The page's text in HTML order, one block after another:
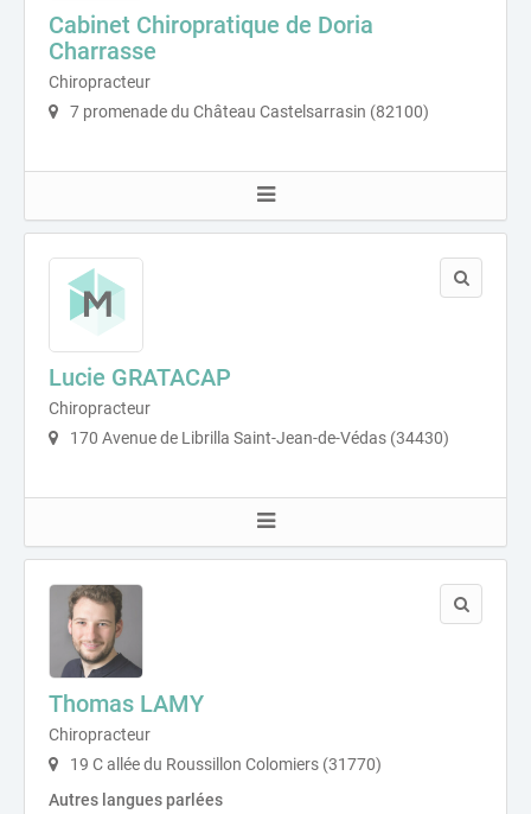
Cabinet Chiropratique de Doria
Charrasse
Chiropracteur
7 promenade du Château Castelsarrasin (82100)
Lucie GRATACAP
Chiropracteur
170 Avenue de Librilla Saint-Jean-de-Védas (34430)
Thomas LAMY
Chiropracteur
19 C allée du Roussillon Colomiers (31770)
Autres langues parlées